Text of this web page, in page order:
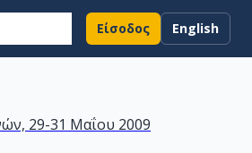
Είσοδος English
29-31 Μαΐου 2009